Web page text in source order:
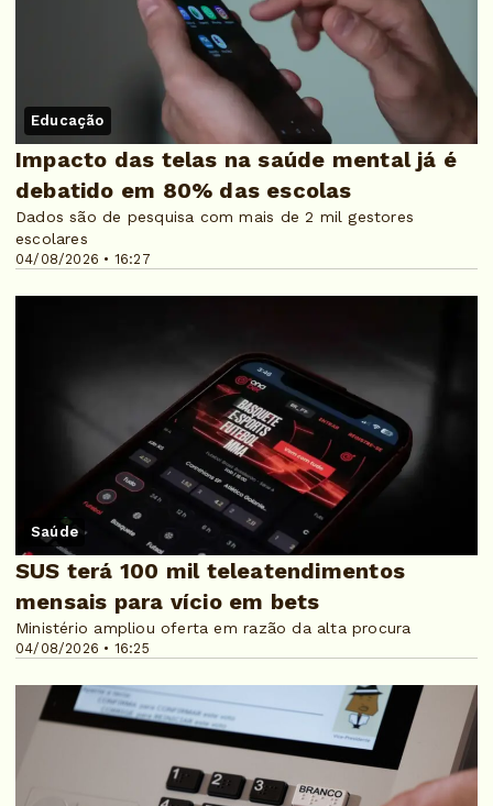
Educação
04/08/2026 • 16:27
Impacto das telas na saúde mental já é
debatido em 80% das escolas
Dados são de pesquisa com mais de 2 mil gestores
escolares
Saúde
04/08/2026 • 16:25
SUS terá 100 mil teleatendimentos
mensais para vício em bets
Ministério ampliou oferta em razão da alta procura